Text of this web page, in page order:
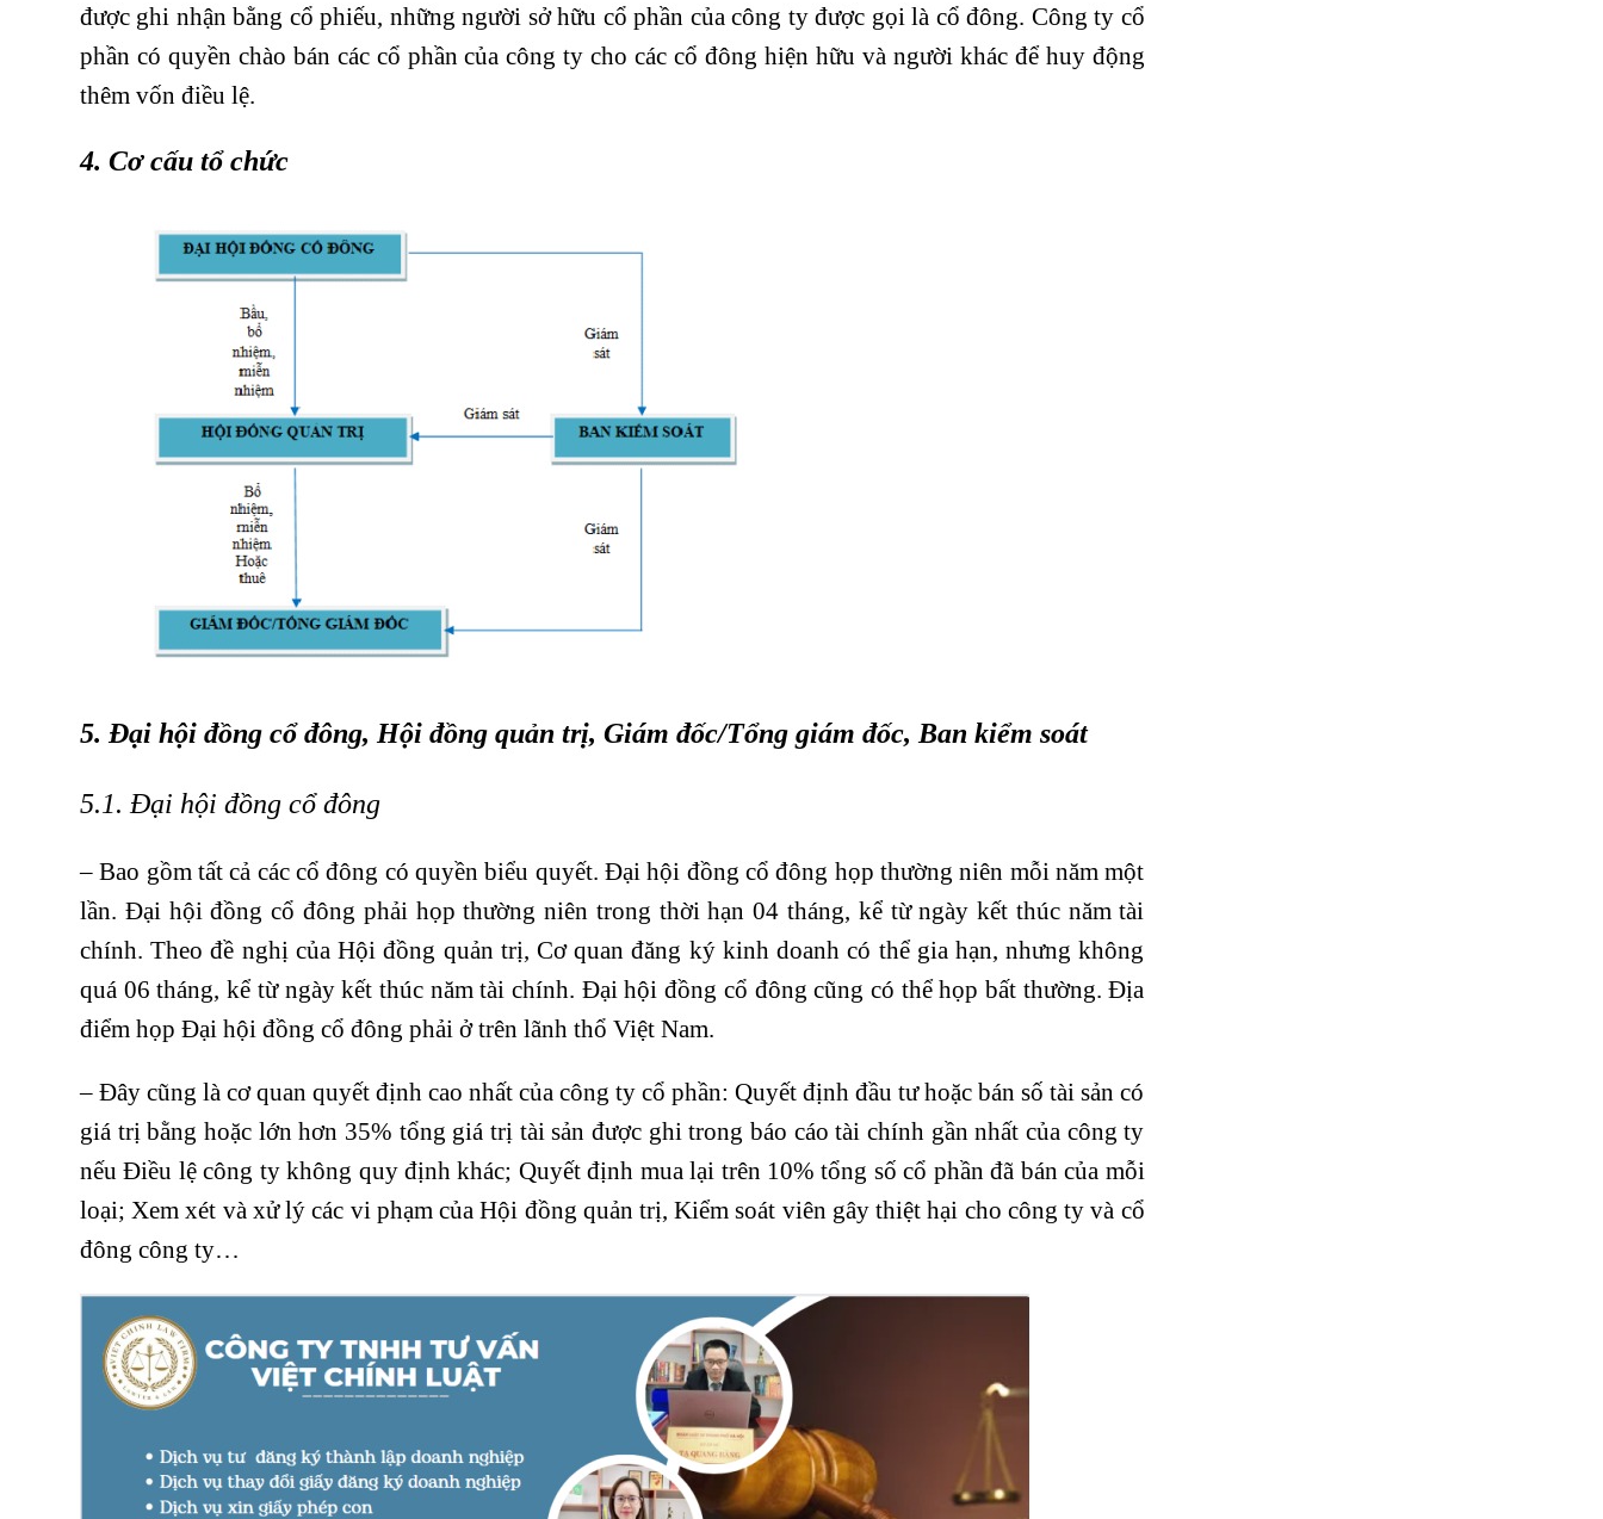
được ghi nhận bằng cổ phiếu, những người sở hữu cổ phần của công ty được gọi là cổ đông. Công ty cổ
phần có quyền chào bán các cổ phần của công ty cho các cổ đông hiện hữu và người khác để huy động
thêm vốn điều lệ.
4. Cơ cấu tổ chức
5. Đại hội đồng cổ đông, Hội đồng quản trị, Giám đốc/Tổng giám đốc, Ban kiểm soát
5.1. Đại hội đồng cổ đông
– Bao gồm tất cả các cổ đông có quyền biểu quyết. Đại hội đồng cổ đông họp thường niên mỗi năm một
lần. Đại hội đồng cổ đông phải họp thường niên trong thời hạn 04 tháng, kể từ ngày kết thúc năm tài
chính. Theo đề nghị của Hội đồng quản trị, Cơ quan đăng ký kinh doanh có thể gia hạn, nhưng không
quá 06 tháng, kể từ ngày kết thúc năm tài chính. Đại hội đồng cổ đông cũng có thể họp bất thường. Địa
điểm họp Đại hội đồng cổ đông phải ở trên lãnh thổ Việt Nam.
– Đây cũng là cơ quan quyết định cao nhất của công ty cổ phần: Quyết định đầu tư hoặc bán số tài sản có
giá trị bằng hoặc lớn hơn 35% tổng giá trị tài sản được ghi trong báo cáo tài chính gần nhất của công ty
nếu Điều lệ công ty không quy định khác; Quyết định mua lại trên 10% tổng số cổ phần đã bán của mỗi
loại; Xem xét và xử lý các vi phạm của Hội đồng quản trị, Kiểm soát viên gây thiệt hại cho công ty và cổ
đông công ty…